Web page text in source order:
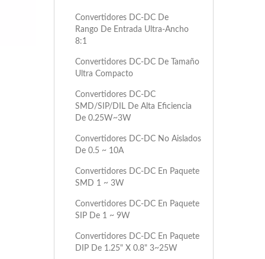
Convertidores DC-DC De
Rango De Entrada Ultra-Ancho
8:1
Convertidores DC-DC De Tamaño
Ultra Compacto
Convertidores DC-DC
SMD/SIP/DIL De Alta Eficiencia
De 0.25W~3W
Convertidores DC-DC No Aislados
De 0.5 ~ 10A
Convertidores DC-DC En Paquete
SMD 1 ~ 3W
Convertidores DC-DC En Paquete
SIP De 1 ~ 9W
Convertidores DC-DC En Paquete
DIP De 1.25" X 0.8" 3~25W